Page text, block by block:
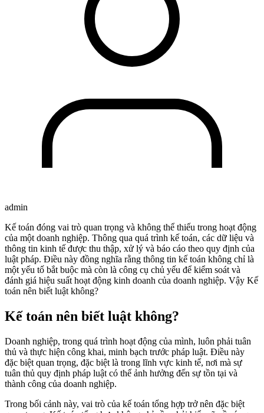
admin
Kế toán đóng vai trò quan trọng và không thể thiếu trong hoạt động
của một doanh nghiệp. Thông qua quá trình kế toán, các dữ liệu và
thông tin kinh tế được thu thập, xử lý và báo cáo theo quy định của
luật pháp. Điều này đồng nghĩa rằng thông tin kế toán không chỉ là
một yếu tố bắt buộc mà còn là công cụ chủ yếu để kiểm soát và
đánh giá hiệu suất hoạt động kinh doanh của doanh nghiệp. Vậy Kế
toán nên biết luật không?
Kế toán nên biết luật không?
Doanh nghiệp, trong quá trình hoạt động của mình, luôn phải tuân
thủ và thực hiện công khai, minh bạch trước pháp luật. Điều này
đặc biệt quan trọng, đặc biệt là trong lĩnh vực kinh tế, nơi mà sự
tuân thủ quy định pháp luật có thể ảnh hưởng đến sự tồn tại và
thành công của doanh nghiệp.
Trong bối cảnh này, vai trò của kế toán tổng hợp trở nên đặc biệt